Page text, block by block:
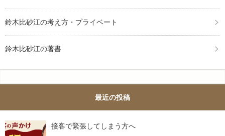
鈴木比砂江の考え方・プライベート
鈴木比砂江の著書
最近の投稿
接客で緊張してしまう方へ